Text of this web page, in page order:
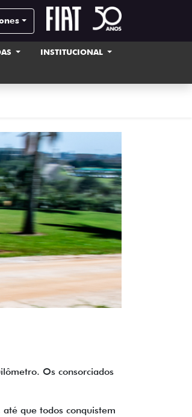
INSTITUCIONAL
Os consorciados
que todos conquistem